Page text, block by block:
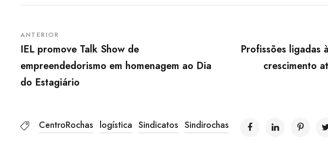
ANTERIOR
IEL promove Talk Show de
empreendedorismo em homenagem ao Dia
do Estagiário
Profissões ligadas
crescimento
CentroRochas logística Sindicatos Sindirochas